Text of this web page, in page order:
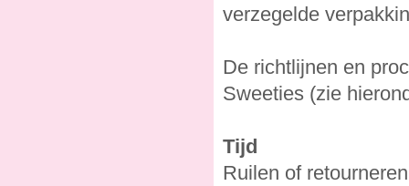
verzegelde
De richtlijnen en
Sweeties (zie
Tijd
Ruilen of